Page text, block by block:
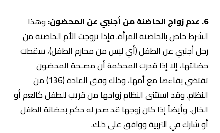
6. عدم زواج الحاضنة من أجنبي عن المحضون:
وهذا
الشرط خاص بالحاضنة المرأة. فإذا تزوجت الأم الحاضنة من
رجل أجنبي عن الطفل (أي ليس من محارم الطفل)، سقطت
حضانتها، إلا إذا قدرت المحكمة أن مصلحة المحضون
تقتضي بقاءها مع أمها، وذلك وفق المادة (136) من
النظام. وقد استثنى النظام زواجها من قريب للطفل كالعم أو
الخال، وأيضاً إذا كان زوجها قد صدر له حكم بحضانة الطفل
أو شارك في التربية ووافق على ذلك.